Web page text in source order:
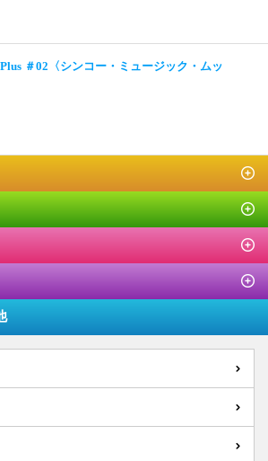
＃02〈シンコー・ミュージック・ムッ